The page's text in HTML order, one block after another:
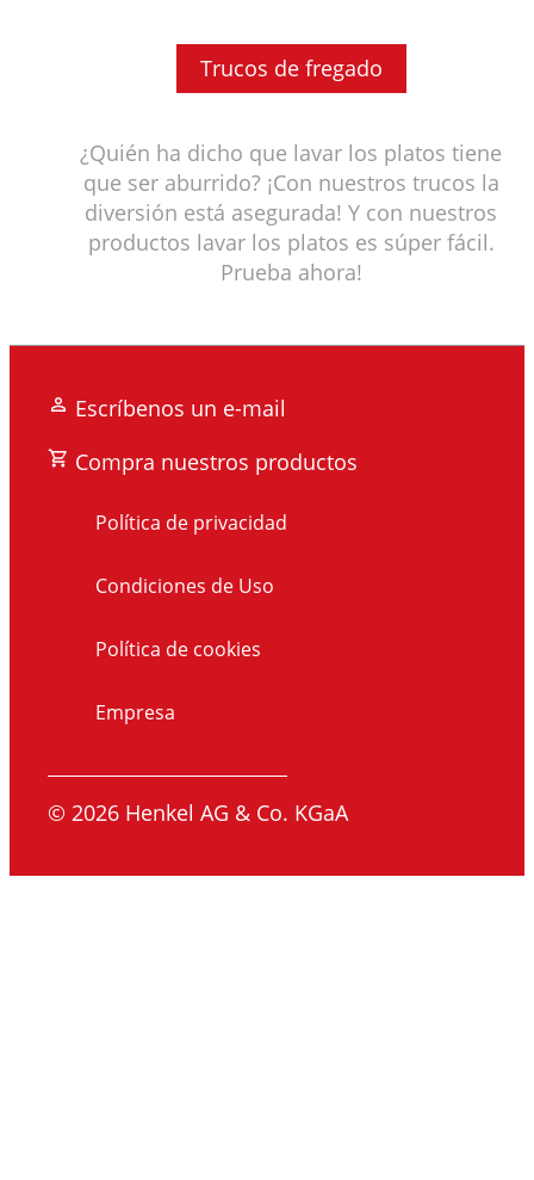
Trucos de fregado
¿Quién ha dicho que lavar los platos tiene
que ser aburrido? ¡Con nuestros trucos la
diversión está asegurada! Y con nuestros
productos lavar los platos es súper fácil.
Prueba ahora!
Escríbenos un e-mail
Compra nuestros productos
Política de privacidad
Condiciones de Uso
Política de cookies
Empresa
© 2026 Henkel AG & Co. KGaA